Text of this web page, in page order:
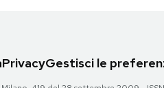
PrivacyGestisci le